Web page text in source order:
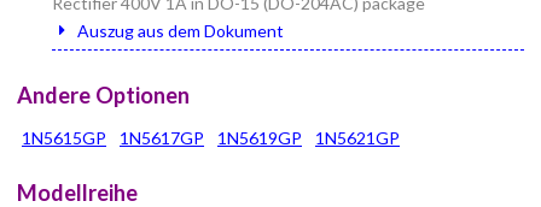
Auszug aus dem Dokument
Andere Optionen
1N5615GP 1N5617GP 1N5619GP 1N5621GP
Modellreihe